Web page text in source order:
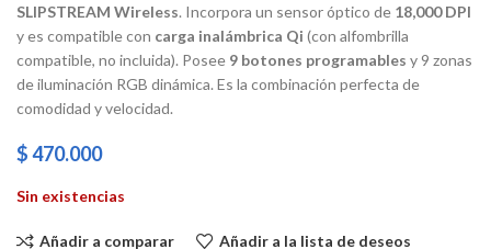
SLIPSTREAM Wireless. Incorpora un sensor óptico de 18,000 DPI
y es compatible con carga inalámbrica Qi (con alfombrilla
compatible, no incluida). Posee 9 botones programables y 9 zonas
de iluminación RGB dinámica. Es la combinación perfecta de
comodidad y velocidad.
$470.000
Sin existencias
Añadir a comparar Añadir a la lista de deseos